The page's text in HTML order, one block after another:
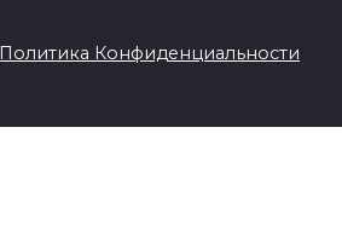
Политика Конфиденциальности